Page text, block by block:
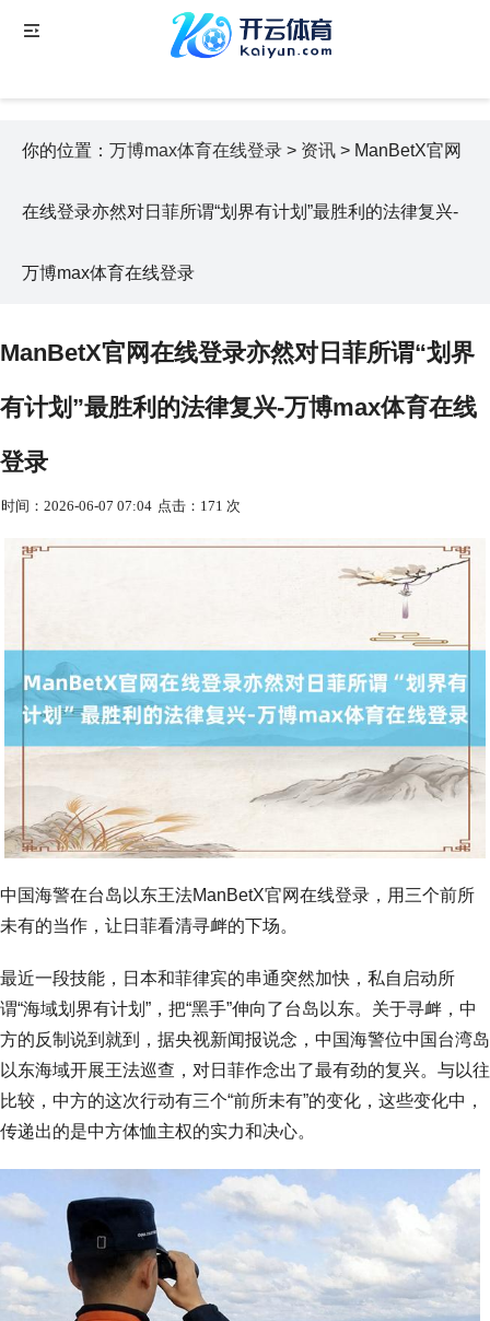
你的位置： 万博max体育在线登录 > 资讯 > ManBetX官网
在线登录亦然对日菲所谓“划界有计划”最胜利的法律复兴-
万博max体育在线登录
ManBetX官网在线登录亦然对日菲所谓“划界
有计划”最胜利的法律复兴-万博max体育在线
登录
时间：2026-06-07 07:04 点击：171 次
中国海警在台岛以东王法ManBetX官网在线登录，用三个前所
未有的当作，让日菲看清寻衅的下场。
最近一段技能，日本和菲律宾的串通突然加快，私自启动所
谓“海域划界有计划”，把“黑手”伸向了台岛以东。关于寻衅，中
方的反制说到就到，据央视新闻报说念，中国海警位中国台湾岛
以东海域开展王法巡查，对日菲作念出了最有劲的复兴。与以往
比较，中方的这次行动有三个“前所未有”的变化，这些变化中，
传递出的是中方体恤主权的实力和决心。